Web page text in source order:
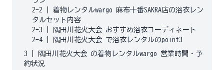
2-2
着物レンタルwargo 麻布十番SAKRA店の浴衣レン
タルセット内容
2-3
隅田川花火大会 おすすめ浴衣コーディネート
2-4
隅田川花火大会 で浴衣レンタルのpoint3
3
隅田川花火大会 の着物レンタルwargo 営業時間・予
約状況